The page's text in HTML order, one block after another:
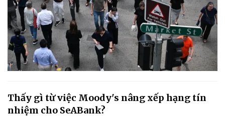
Thấy gì từ việc Moody's nâng xếp hạng tín
nhiệm cho SeABank?